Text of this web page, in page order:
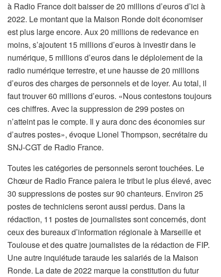
à Radio France doit baisser de 20 millions d’euros d’ici à
2022. Le montant que la Maison Ronde doit économiser
est plus large encore. Aux 20 millions de redevance en
moins, s’ajoutent 15 millions d’euros à investir dans le
numérique, 5 millions d’euros dans le déploiement de la
radio numérique terrestre, et une hausse de 20 millions
d’euros des charges de personnels et de loyer. Au total, il
faut trouver 60 millions d’euros. «Nous contestons toujours
ces chiffres. Avec la suppression de 299 postes on
n’atteint pas le compte. Il y aura donc des économies sur
d’autres postes», évoque Lionel Thompson, secrétaire du
SNJ-CGT de Radio France.
Toutes les catégories de personnels seront touchées. Le
Chœur de Radio France paiera le tribut le plus élevé, avec
30 suppressions de postes sur 90 chanteurs. Environ 25
postes de techniciens seront aussi perdus. Dans la
rédaction, 11 postes de journalistes sont concernés, dont
ceux des bureaux d’information régionale à Marseille et
Toulouse et des quatre journalistes de la rédaction de FIP.
Une autre inquiétude taraude les salariés de la Maison
Ronde. La date de 2022 marque la constitution du futur